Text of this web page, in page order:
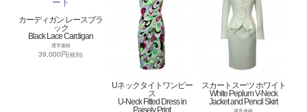
カーディガン レースブラ
ック
Black Lace Cardigan
通常価格
39,000円(税別)
Uネックタイトワンピー
ス
U-Neck Fitted Dress in
スカートスーツ ホワイト
White Peplum V-Neck
Jacket and Pencil Skirt